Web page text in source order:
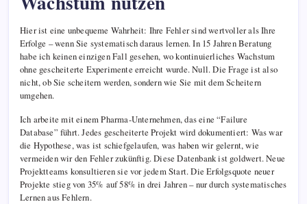
Hier ist eine unbequeme Wahrheit: Ihre Fehler sind wertvoller als Ihre
Erfolge – wenn Sie systematisch daraus lernen. In 15 Jahren Beratung
habe ich keinen einzigen Fall gesehen, wo kontinuierliches Wachstum
ohne gescheiterte Experimente erreicht wurde. Null. Die Frage ist also
nicht, ob Sie scheitern werden, sondern wie Sie mit dem Scheitern
umgehen.
Ich arbeite mit einem Pharma-Unternehmen, das eine “Failure
Database” führt. Jedes gescheiterte Projekt wird dokumentiert: Was war
die Hypothese, was ist schiefgelaufen, was haben wir gelernt, wie
vermeiden wir den Fehler zukünftig. Diese Datenbank ist goldwert. Neue
Projektteams konsultieren sie vor jedem Start. Die Erfolgsquote neuer
Projekte stieg von 35% auf 58% in drei Jahren – nur durch systematisches
Lernen aus Fehlern.